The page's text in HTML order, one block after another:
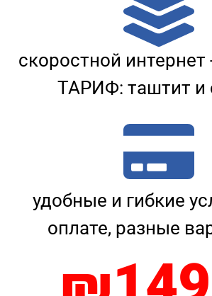
скоростной
ТАРИФ: таштит и
удобные и гибкие
оплате, разные